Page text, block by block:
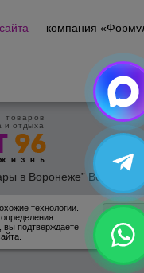
— компания
товаров
и отдыха
в Воронеже” Все права
персональных
технологии.
вы подтверждаете